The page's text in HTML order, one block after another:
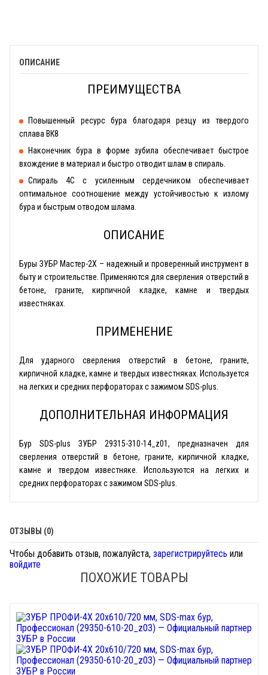
ОПИСАНИЕ
ПРЕИМУЩЕСТВА
Повышенный ресурс бура благодаря резцу из твердого
сплава ВК8
Наконечник бура в форме зубила обеспечивает быстрое
вхождение в материал и быстро отводит шлам в спираль.
Спираль 4С с усиленным сердечником обеспечивает
оптимальное соотношение между устойчивостью к излому
бура и быстрым отводом шлама.
ОПИСАНИЕ
Буры ЗУБР Мастер-2Х – надежный и проверенный инструмент в
быту и строительстве. Применяются для сверления отверстий в
бетоне, граните, кирпичной кладке, камне и твердых
известняках.
ПРИМЕНЕНИЕ
Для ударного сверления отверстий в бетоне, граните,
кирпичной кладке, камне и твердых известняках. Используется
на легких и средних перфораторах с зажимом SDS-plus.
ДОПОЛНИТЕЛЬНАЯ ИНФОРМАЦИЯ
Бур SDS-plus ЗУБР 29315-310-14_z01, предназначен для
сверления отверстий в бетоне, граните, кирпичной кладке,
камне и твердом известняке. Используются на легких и
средних перфораторах с зажимом SDS-plus.
ОТЗЫВЫ (0)
Чтобы добавить отзыв, пожалуйста, зарегистрируйтесь или
войдите
ПОХОЖИЕ ТОВАРЫ